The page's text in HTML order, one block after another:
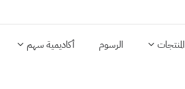
المنتجات الرسوم أكاديمية سهم